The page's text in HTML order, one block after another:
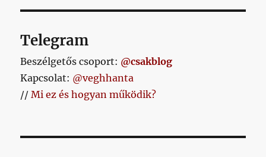
Telegram
Beszélgetős csoport: @csakblog
Kapcsolat: @veghhanta
//Mi ez és hogyan működik?